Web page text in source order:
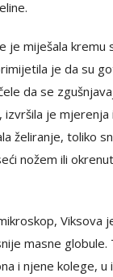
je miješala kremu
je da su
da se
izvršila je
želiranje, toliko
nožem ili
Viksova
masne globule.
i njene kolege, u